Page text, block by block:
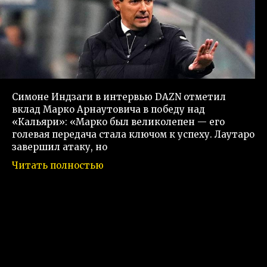
Симоне Индзаги в интервью DAZN отметил
вклад Марко Арнаутовича в победу над
«Кальяри»: «Марко был великолепен — его
голевая передача стала ключом к успеху. Лаутаро
завершил атаку, но
Читать полностью